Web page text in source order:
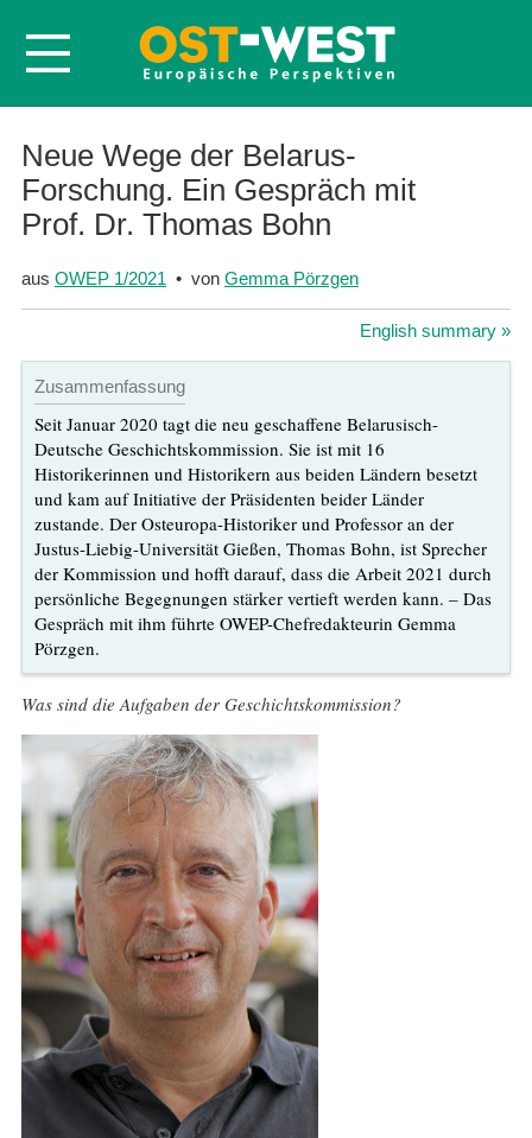
Startseite
Über OWEP
Volltexte
Probeheft
Nachbestellen
Kontakt
Neue Wege der Belarus-
Forschung. Ein Gespräch mit
Prof. Dr. Thomas Bohn
aus OWEP 1/2021 • von Gemma Pörzgen
English summary »
Zusammenfassung
Seit Januar 2020 tagt die neu geschaffene Belarusisch-
Deutsche Geschichtskommission. Sie ist mit 16
Historikerinnen und Historikern aus beiden Ländern besetzt
und kam auf Initiative der Präsidenten beider Länder
zustande. Der Osteuropa-Historiker und Professor an der
Justus-Liebig-Universität Gießen, Thomas Bohn, ist Sprecher
der Kommission und hofft darauf, dass die Arbeit 2021 durch
persönliche Begegnungen stärker vertieft werden kann. – Das
Gespräch mit ihm führte OWEP-Chefredakteurin Gemma
Pörzgen.
Was sind die Aufgaben der Geschichtskommission?